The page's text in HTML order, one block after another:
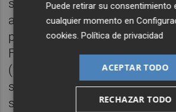
sus neumáticos, y tercero un
aprieta en la clasificación
puntos. En cuanto al resto de
Fermín Aldeguer (Ducati),
(KTM) y Álex Rins (Yamaha)
sexto, noveno y
su regreso, el vigente
Puede retirar su consentimiento
cualquier momento en
cookies.Política de privacidad
ACEPTAR TODO
RECHAZAR TODO